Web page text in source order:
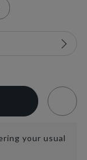
your usual